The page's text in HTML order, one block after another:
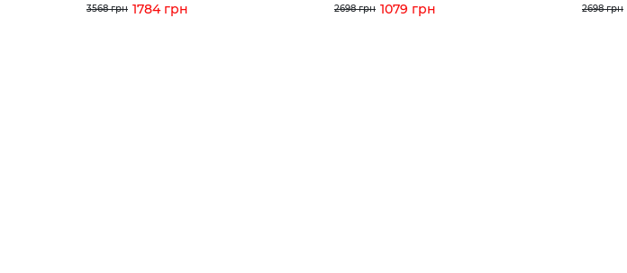
3568 грн 1784 грн 2698 грн 1079 грн 2698 грн